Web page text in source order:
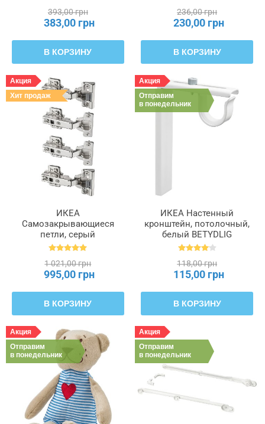
393,00 грн
383,00 грн
В КОРЗИНУ
236,00 грн
230,00 грн
В КОРЗИНУ
Акция
Хит продаж
ИКЕА
Самозакрывающиеся
петли, серый
KOMPLEMENT
1 021,00 грн
995,00 грн
В КОРЗИНУ
Акция
Отправим
в понедельник
ИКЕА Настенный
кронштейн, потолочный,
белый BETYDLIG
БЕТИДЛИГ, 302.198.89
118,00 грн
115,00 грн
В КОРЗИНУ
Акция
Отправим
в понедельник
Акция
Отправим
в понедельник